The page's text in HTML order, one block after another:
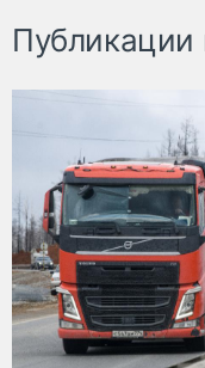
Публикации